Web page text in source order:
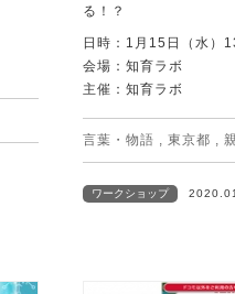
る！？
日時：1月15日（水）
会場：知育ラボ
主催：知育ラボ
言葉・物語 , 東京都 ,
ワークショップ